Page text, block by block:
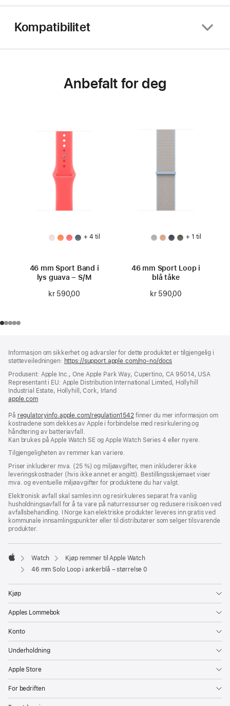
Kompatibilitet
Anbefalt for deg
+ 4 til
46 mm Sport Band i
lys guava – S/M
kr 590,00
+ 1 til
46 mm Sport Loop i
blå tåke
kr 590,00
Informasjon om sikkerhet og advarsler for dette produktet er tilgjengelig i
støtteveiledningen: https://support.apple.com/no-no/docs
nytt
vindu)
Produsent: Apple Inc., One Apple Park Way, Cupertino, CA 95014, USA
Representant i EU: Apple Distribution International Limited, Hollyhill
Industrial Estate, Hollyhill, Cork, Irland
apple.com(åpnes
nytt
vindu)
På regulatoryinfo.apple.com/regulation1542(åpnes
i
vindu)
finner du mer informasjon om
kostnadene som dekkes av Apple i forbindelse med resirkulering og
håndtering av batteriavfall.
Kan brukes på Apple Watch SE og Apple Watch Series 4 eller nyere.
Tilgjengeligheten av remmer kan variere.
Priser inkluderer mva. (25 %) og miljøavgifter, men inkluderer ikke
leveringskostnader (hvis ikke annet er angitt). Bestillingsskjemaet viser
mva. og eventuelle miljøavgifter for produktene du har valgt.
Elektronisk avfall skal samles inn og resirkuleres separat fra vanlig
husholdningsavfall for å ta vare på naturressurser og redusere risikoen ved
avfallsbehandling. I Norge kan elektriske produkter leveres inn gratis ved
kommunale innsamlingspunkter eller til distributører som selger tilsvarende
produkter.
Apple
Watch
Kjøp remmer til Apple Watch
46 mm Solo Loop i ankerblå – størrelse 0
Kjøp
Apples Lommebok
Konto
Underholdning
Apple Store
For bedriften